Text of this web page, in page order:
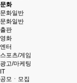
김인 개인전 《No
2026 경기도자비엔
문화
문화일반
문화일반
출판
영화
엔터
스포츠/게임
광고/마케팅
IT
공모ㆍ모집